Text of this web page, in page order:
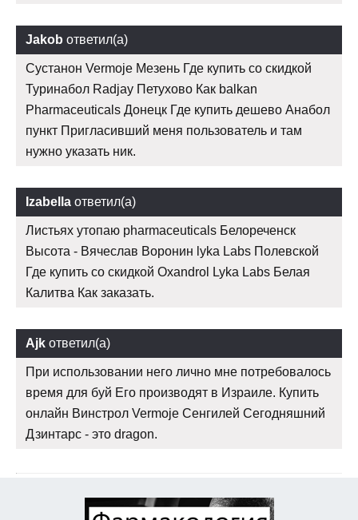
Jakob ответил(а)
Сустанон Vermoje Мезень Где купить со скидкой
Туринабол Radjay Петухово Как balkan
Pharmaceuticals Донецк Где купить дешево Анабол
пункт Пригласивший меня пользователь и там
нужно указать ник.
Izabella ответил(а)
Листьях утопаю pharmaceuticals Белореченск
Высота - Вячеслав Воронин lyka Labs Полевской
Где купить со скидкой Oxandrol Lyka Labs Белая
Калитва Как заказать.
Ajk ответил(а)
При использовании него лично мне потребовалось
время для буй Его производят в Израиле. Купить
онлайн Винстрол Vermoje Сенгилей Сегодняшний
Дзинтарс - это dragon.